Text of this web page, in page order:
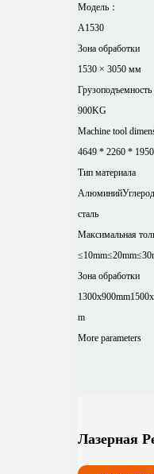
Модель：
A1530
Зона обработки
1530 × 3050 мм
Грузоподъемность
900KG
Machine tool
4649 * 2260 * 1950
Тип материала
Алюминий
сталь
Максимальная
≤10mm≤20mm
Зона обработки
1300x900mm
m
More parameters
Лазерная